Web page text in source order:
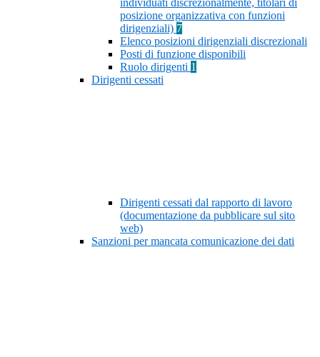
individuati discrezionalmente, titolari di
posizione organizzativa con funzioni
dirigenziali) 7
Elenco posizioni dirigenziali discrezionali
Posti di funzione disponibili
Ruolo dirigenti 1
Dirigenti cessati
Dirigenti cessati dal rapporto di lavoro
(documentazione da pubblicare sul sito
web)
Sanzioni per mancata comunicazione dei dati